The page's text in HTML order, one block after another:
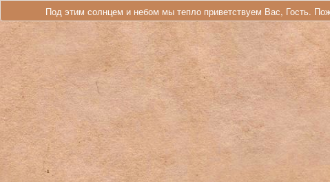
Под этим солнцем и небом мы тепло приветствуем Вас, Гость.